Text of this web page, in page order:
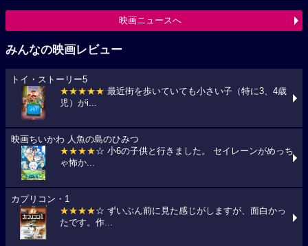
映画ニュースへ
みんなの映画レビュー
トイ・ストーリー5
★★★★★ 最近街を歩いていても小さい子（特に3、4歳
児）がi...
映画ちいかわ 人魚の島のひみつ
★★★★☆ 小6の子供と行きました。 セイレーンがめっち
ゃ怖か...
カプリコン・1
★★★★☆ ずいぶん前に見た感じがしますが、面白かっ
たです。作...